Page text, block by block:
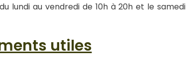
lundi au vendredi de 10h à 20h et le samedi
utiles